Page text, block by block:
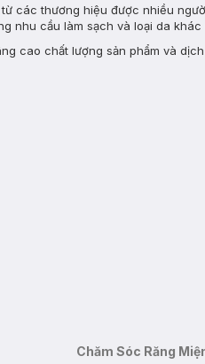
các thương hiệu được nhiều
nhu cầu làm sạch và loại da khác
cao chất lượng sản phẩm và
Chăm Sóc Răng